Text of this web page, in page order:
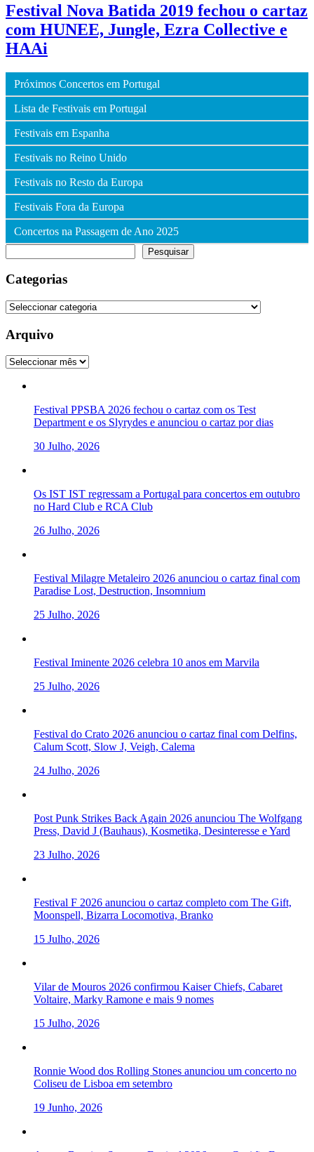
Festival Nova Batida 2019 fechou o cartaz
com HUNEE, Jungle, Ezra Collective e
HAAi
Próximos Concertos em Portugal
Lista de Festivais em Portugal
Festivais em Espanha
Festivais no Reino Unido
Festivais no Resto da Europa
Festivais Fora da Europa
Concertos na Passagem de Ano 2025
Pesquisar
Categorias
Categorias
Arquivo
Arquivo
Festival PPSBA 2026 fechou o cartaz com os Test
Department e os Slyrydes e anunciou o cartaz por dias
30 Julho, 2026
Os IST IST regressam a Portugal para concertos em outubro
no Hard Club e RCA Club
26 Julho, 2026
Festival Milagre Metaleiro 2026 anunciou o cartaz final com
Paradise Lost, Destruction, Insomnium
25 Julho, 2026
Festival Iminente 2026 celebra 10 anos em Marvila
25 Julho, 2026
Festival do Crato 2026 anunciou o cartaz final com Delfins,
Calum Scott, Slow J, Veigh, Calema
24 Julho, 2026
Post Punk Strikes Back Again 2026 anunciou The Wolfgang
Press, David J (Bauhaus), Kosmetika, Desinteresse e Yard
23 Julho, 2026
Festival F 2026 anunciou o cartaz completo com The Gift,
Moonspell, Bizarra Locomotiva, Branko
15 Julho, 2026
Vilar de Mouros 2026 confirmou Kaiser Chiefs, Cabaret
Voltaire, Marky Ramone e mais 9 nomes
15 Julho, 2026
Ronnie Wood dos Rolling Stones anunciou um concerto no
Coliseu de Lisboa em setembro
19 Junho, 2026